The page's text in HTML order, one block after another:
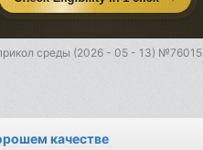
среды (2026 - 05 - 13) №76015
качестве